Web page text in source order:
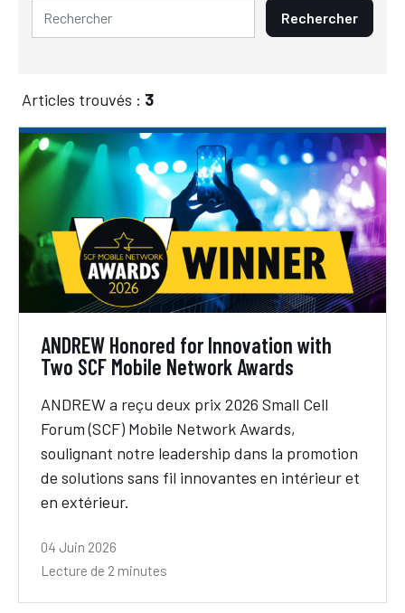
Rechercher
Articles trouvés : 3
ANDREW Honored for Innovation with
Two SCF Mobile Network Awards
ANDREW a reçu deux prix 2026 Small Cell
Forum (SCF) Mobile Network Awards,
soulignant notre leadership dans la promotion
de solutions sans fil innovantes en intérieur et
en extérieur.
04 Juin 2026
Lecture de 2 minutes